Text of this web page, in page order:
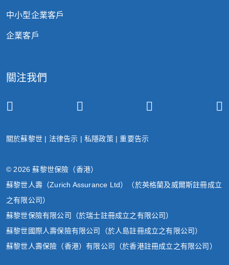
傳統中醫治療的費用，包括但不限於中草藥
實驗性或未經證實醫療成效的醫療技術或治
方提供的醫療或保險計劃賠償的合資格費
用。
因戰爭（不論宣戰與否）、內戰、侵略、外
敵行動、敵對行動、叛亂、革命、起義、或
軍事政變或奪權事故。
中小型企業客戶
企業客戶
關注我們
關於蘇黎世 | 法律告示 |私隱政策|重要告示
© 2026 蘇黎世保險（香港）
蘇黎世人壽（Zurich Assurance Ltd）（於英格蘭及威爾斯註冊成立
之有限公司）
蘇黎世保險有限公司（於瑞士註冊成立之有限公司）
蘇黎世國際人壽保險有限公司（於人島註冊成立之有限公司）
蘇黎世人壽保險（香港）有限公司（於香港註冊成立之有限公司）